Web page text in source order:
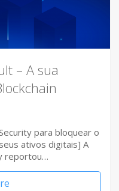
– A sua
para bloquear o
ativos digitais] A
reportou…